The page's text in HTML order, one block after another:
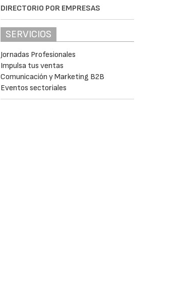
DIRECTORIO POR EMPRESAS
SERVICIOS
Jornadas Profesionales
Impulsa tus ventas
Comunicación y Marketing B2B
Eventos sectoriales